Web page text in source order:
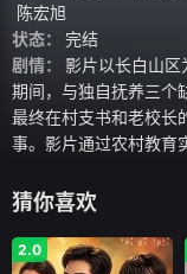
陈宏旭
状态： 完结
剧情： 影片以长白山
期间，与独自抚养三个
最终在村支书和老校长
事。影片通过农村教育
猜你喜欢
2.0